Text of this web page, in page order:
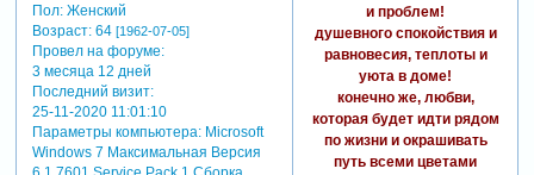
Пол:Женский
Возраст:64 [1962-07-05]
Провел на форуме:
3 месяца 12 дней
Последний визит:
25-11-2020 11:01:10
Параметры компьютера:Microsoft
Windows 7 Максимальная Версия
и проблем!
душевного спокойствия и
равновесия, теплоты и
уюта в доме!
конечно же, любви,
которая будет идти рядом
по жизни и окрашивать
путь всеми цветами